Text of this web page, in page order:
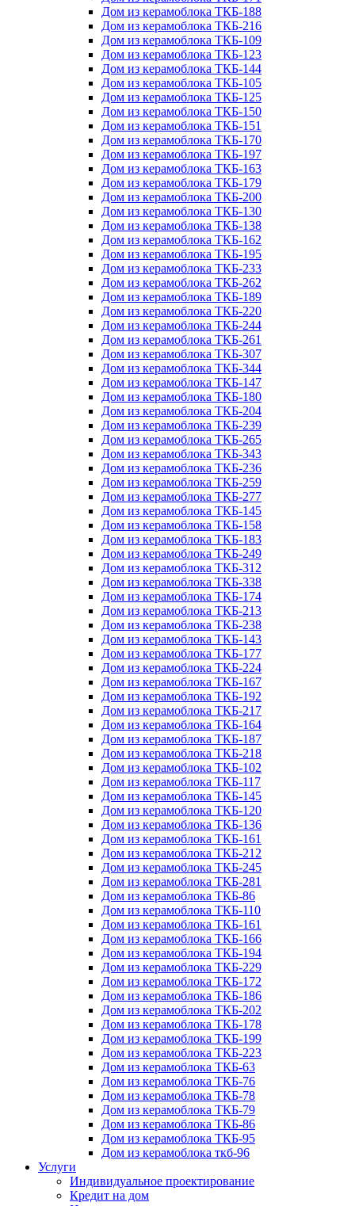
Дом из керамоблока ТКБ-188
Дом из керамоблока ТКБ-216
Дом из керамоблока ТКБ-109
Дом из керамоблока ТКБ-123
Дом из керамоблока ТКБ-144
Дом из керамоблока ТКБ-105
Дом из керамоблока ТКБ-125
Дом из керамоблока ТКБ-150
Дом из керамоблока ТКБ-151
Дом из керамоблока ТКБ-170
Дом из керамоблока ТКБ-197
Дом из керамоблока ТКБ-163
Дом из керамоблока ТКБ-179
Дом из керамоблока ТКБ-200
Дом из керамоблока ТКБ-130
Дом из керамоблока ТКБ-138
Дом из керамоблока ТКБ-162
Дом из керамоблока ТКБ-195
Дом из керамоблока ТКБ-233
Дом из керамоблока ТКБ-262
Дом из керамоблока ТКБ-189
Дом из керамоблока ТКБ-220
Дом из керамоблока ТКБ-244
Дом из керамоблока ТКБ-261
Дом из керамоблока ТКБ-307
Дом из керамоблока ТКБ-344
Дом из керамоблока ТКБ-147
Дом из керамоблока ТКБ-180
Дом из керамоблока ТКБ-204
Дом из керамоблока ТКБ-239
Дом из керамоблока ТКБ-265
Дом из керамоблока ТКБ-343
Дом из керамоблока ТКБ-236
Дом из керамоблока ТКБ-259
Дом из керамоблока ТКБ-277
Дом из керамоблока ТКБ-145
Дом из керамоблока ТКБ-158
Дом из керамоблока ТКБ-183
Дом из керамоблока ТКБ-249
Дом из керамоблока ТКБ-312
Дом из керамоблока ТКБ-338
Дом из керамоблока ТКБ-174
Дом из керамоблока ТКБ-213
Дом из керамоблока ТКБ-238
Дом из керамоблока ТКБ-143
Дом из керамоблока ТКБ-177
Дом из керамоблока ТКБ-224
Дом из керамоблока ТКБ-167
Дом из керамоблока ТКБ-192
Дом из керамоблока ТКБ-217
Дом из керамоблока ТКБ-164
Дом из керамоблока ТКБ-187
Дом из керамоблока ТКБ-218
Дом из керамоблока ТКБ-102
Дом из керамоблока ТКБ-117
Дом из керамоблока ТКБ-145
Дом из керамоблока ТКБ-120
Дом из керамоблока ТКБ-136
Дом из керамоблока ТКБ-161
Дом из керамоблока ТКБ-212
Дом из керамоблока ТКБ-245
Дом из керамоблока ТКБ-281
Дом из керамоблока ТКБ-86
Дом из керамоблока ТКБ-110
Дом из керамоблока ТКБ-161
Дом из керамоблока ТКБ-166
Дом из керамоблока ТКБ-194
Дом из керамоблока ТКБ-229
Дом из керамоблока ТКБ-172
Дом из керамоблока ТКБ-186
Дом из керамоблока ТКБ-202
Дом из керамоблока ТКБ-178
Дом из керамоблока ТКБ-199
Дом из керамоблока ТКБ-223
Дом из керамоблока ТКБ-63
Дом из керамоблока ТКБ-76
Дом из керамоблока ТКБ-78
Дом из керамоблока ТКБ-79
Дом из керамоблока ТКБ-86
Дом из керамоблока ТКБ-95
Дом из керамоблока ткб-96
Услуги
Индивидуальное проектирование
Кредит на дом